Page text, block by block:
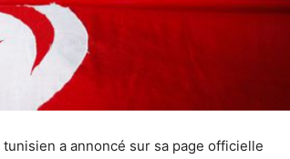
tunisien a annoncé sur sa page officielle